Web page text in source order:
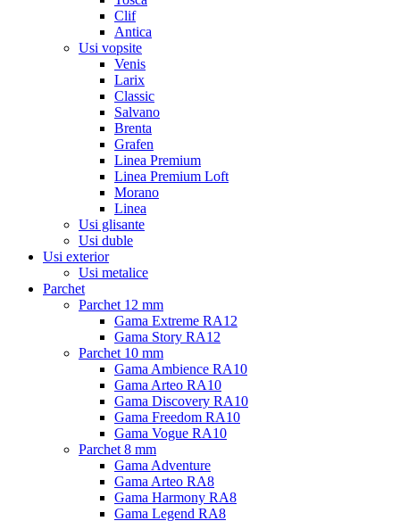
Clif
Antica
Usi vopsite
Venis
Larix
Classic
Salvano
Brenta
Grafen
Linea Premium
Linea Premium Loft
Morano
Linea
Usi glisante
Usi duble
Usi exterior
Usi metalice
Parchet
Parchet 12 mm
Gama Extreme RA12
Gama Story RA12
Parchet 10 mm
Gama Ambience RA10
Gama Arteo RA10
Gama Discovery RA10
Gama Freedom RA10
Gama Vogue RA10
Parchet 8 mm
Gama Adventure
Gama Arteo RA8
Gama Harmony RA8
Gama Legend RA8